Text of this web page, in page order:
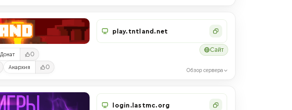
Донат 0
Анархия 0
play.tntland.net
Сайт
Обзор сервера
login.lastmc.org